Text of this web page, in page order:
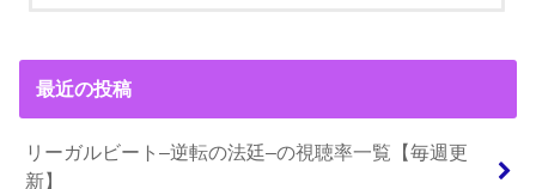
最近の投稿
リーガルビート–逆転の法廷–の視聴率一覧【毎週更
新】